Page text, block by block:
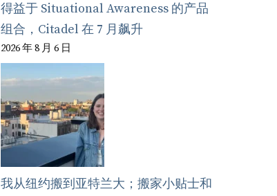
得益于 Situational Awareness 的产品
组合，Citadel 在 7 月飙升
2026 年 8 月 6 日
我从纽约搬到亚特兰大；搬家小贴士和